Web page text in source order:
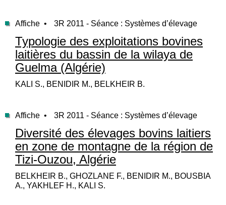
Affiche • 3R 2011 - Séance : Systèmes d’élevage
Typologie des exploitations bovines
laitières du bassin de la wilaya de
Guelma (Algérie)
KALI S., BENIDIR M., BELKHEIR B.
Affiche • 3R 2011 - Séance : Systèmes d’élevage
Diversité des élevages bovins laitiers
en zone de montagne de la région de
Tizi-Ouzou, Algérie
BELKHEIR B., GHOZLANE F., BENIDIR M., BOUSBIA
A., YAKHLEF H., KALI S.